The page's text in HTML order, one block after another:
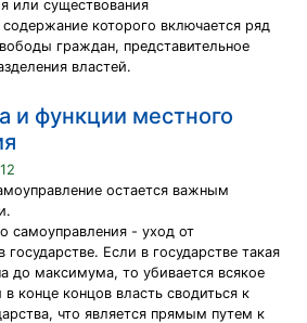
или существования
которого включается ряд
граждан, представительное
властей.
и функции местного
остается важным
самоуправления - уход от
государстве. Если в государстве такая
до максимума, то убивается всякое
конце концов власть сводиться к
что является прямым путем к